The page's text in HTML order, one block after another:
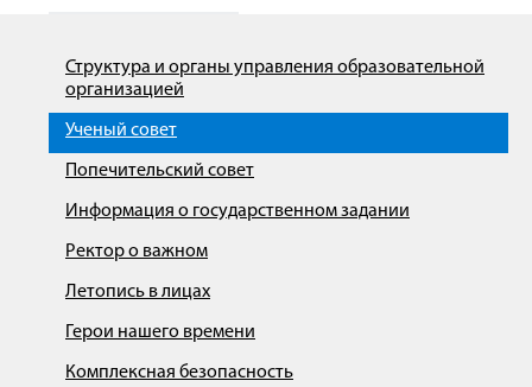
Структура и органы управления образовательной
организацией
Ученый совет
Попечительский совет
Информация о государственном задании
Ректор о важном
Летопись в лицах
Герои нашего времени
Комплексная безопасность